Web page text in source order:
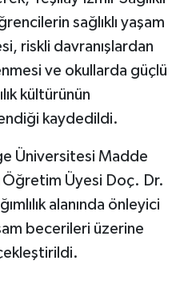
sağlıklı yaşam
riskli davranışlardan
ve okullarda güçlü
kültürünün
kaydedildi.
Üniversitesi Madde
Öğretim Üyesi Doç. Dr.
alanında önleyici
becerileri üzerine